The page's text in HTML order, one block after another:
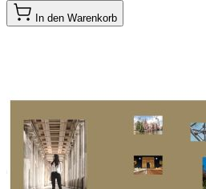
In den Warenkorb